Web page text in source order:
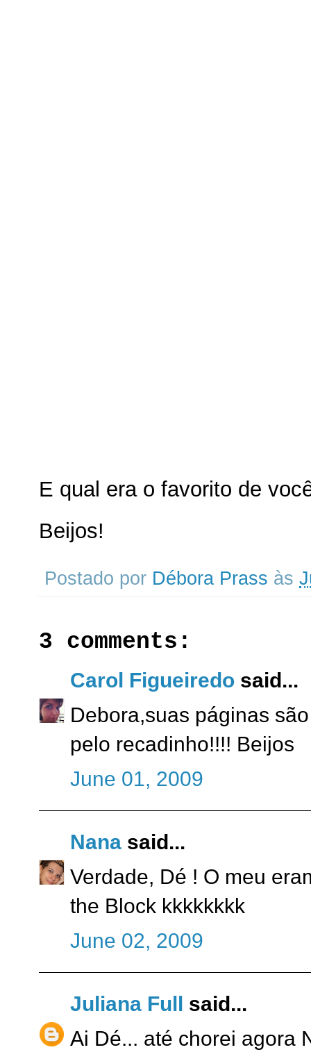
E qual era o favorito de
Beijos!
Postado por Débora Prass às
3 comments:
Carol Figueiredo said...
Debora,suas páginas
pelo recadinho!!!! Beijos
June 01, 2009
Nana said...
Verdade, Dé ! O meu
the Block kkkkkkkk
June 02, 2009
Juliana Full
said...
Ai Dé... até chorei agora